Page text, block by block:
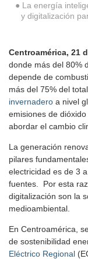
● La energía
y digitalización
Centroamérica, 21
donde más del 80%
depende de
más del 75% del
invernadero a nivel
emisiones de
abordar el cambio
La generación
pilares
electricidad es de 3
fuentes. Por esta
digitalización son la
medioambiental.
En Centroamérica,
de sostenibilidad
Eléctrico Regional